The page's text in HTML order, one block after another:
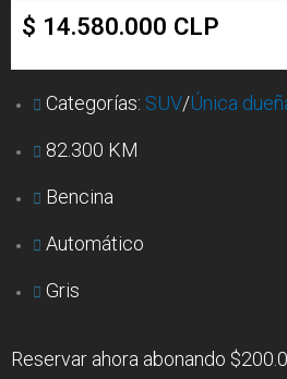
$ 14.580.000 CLP
Categorías: SUV/Única
82.300 KM
Bencina
Automático
Gris
Reservar ahora abonando